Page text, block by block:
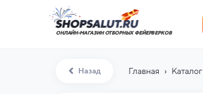
ОНЛАЙН-МАГАЗИН ОТБОРНЫХ ФЕЙЕРВЕРКОВ
Назад Главная › Каталог